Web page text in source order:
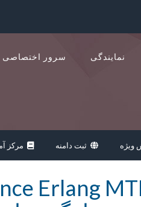
سرور اختصاصی نمایندگی
مرکز ثبت دامنه
Erlang